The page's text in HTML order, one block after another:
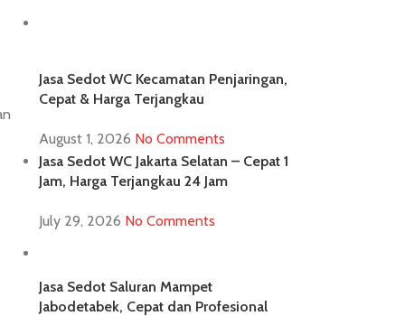
Jasa Sedot WC Kecamatan Penjaringan,
Cepat & Harga Terjangkau
August 1, 2026 No Comments
Jasa Sedot WC Jakarta Selatan – Cepat 1
Jam, Harga Terjangkau 24 Jam
July 29, 2026 No Comments
Jasa Sedot Saluran Mampet
Jabodetabek, Cepat dan Profesional